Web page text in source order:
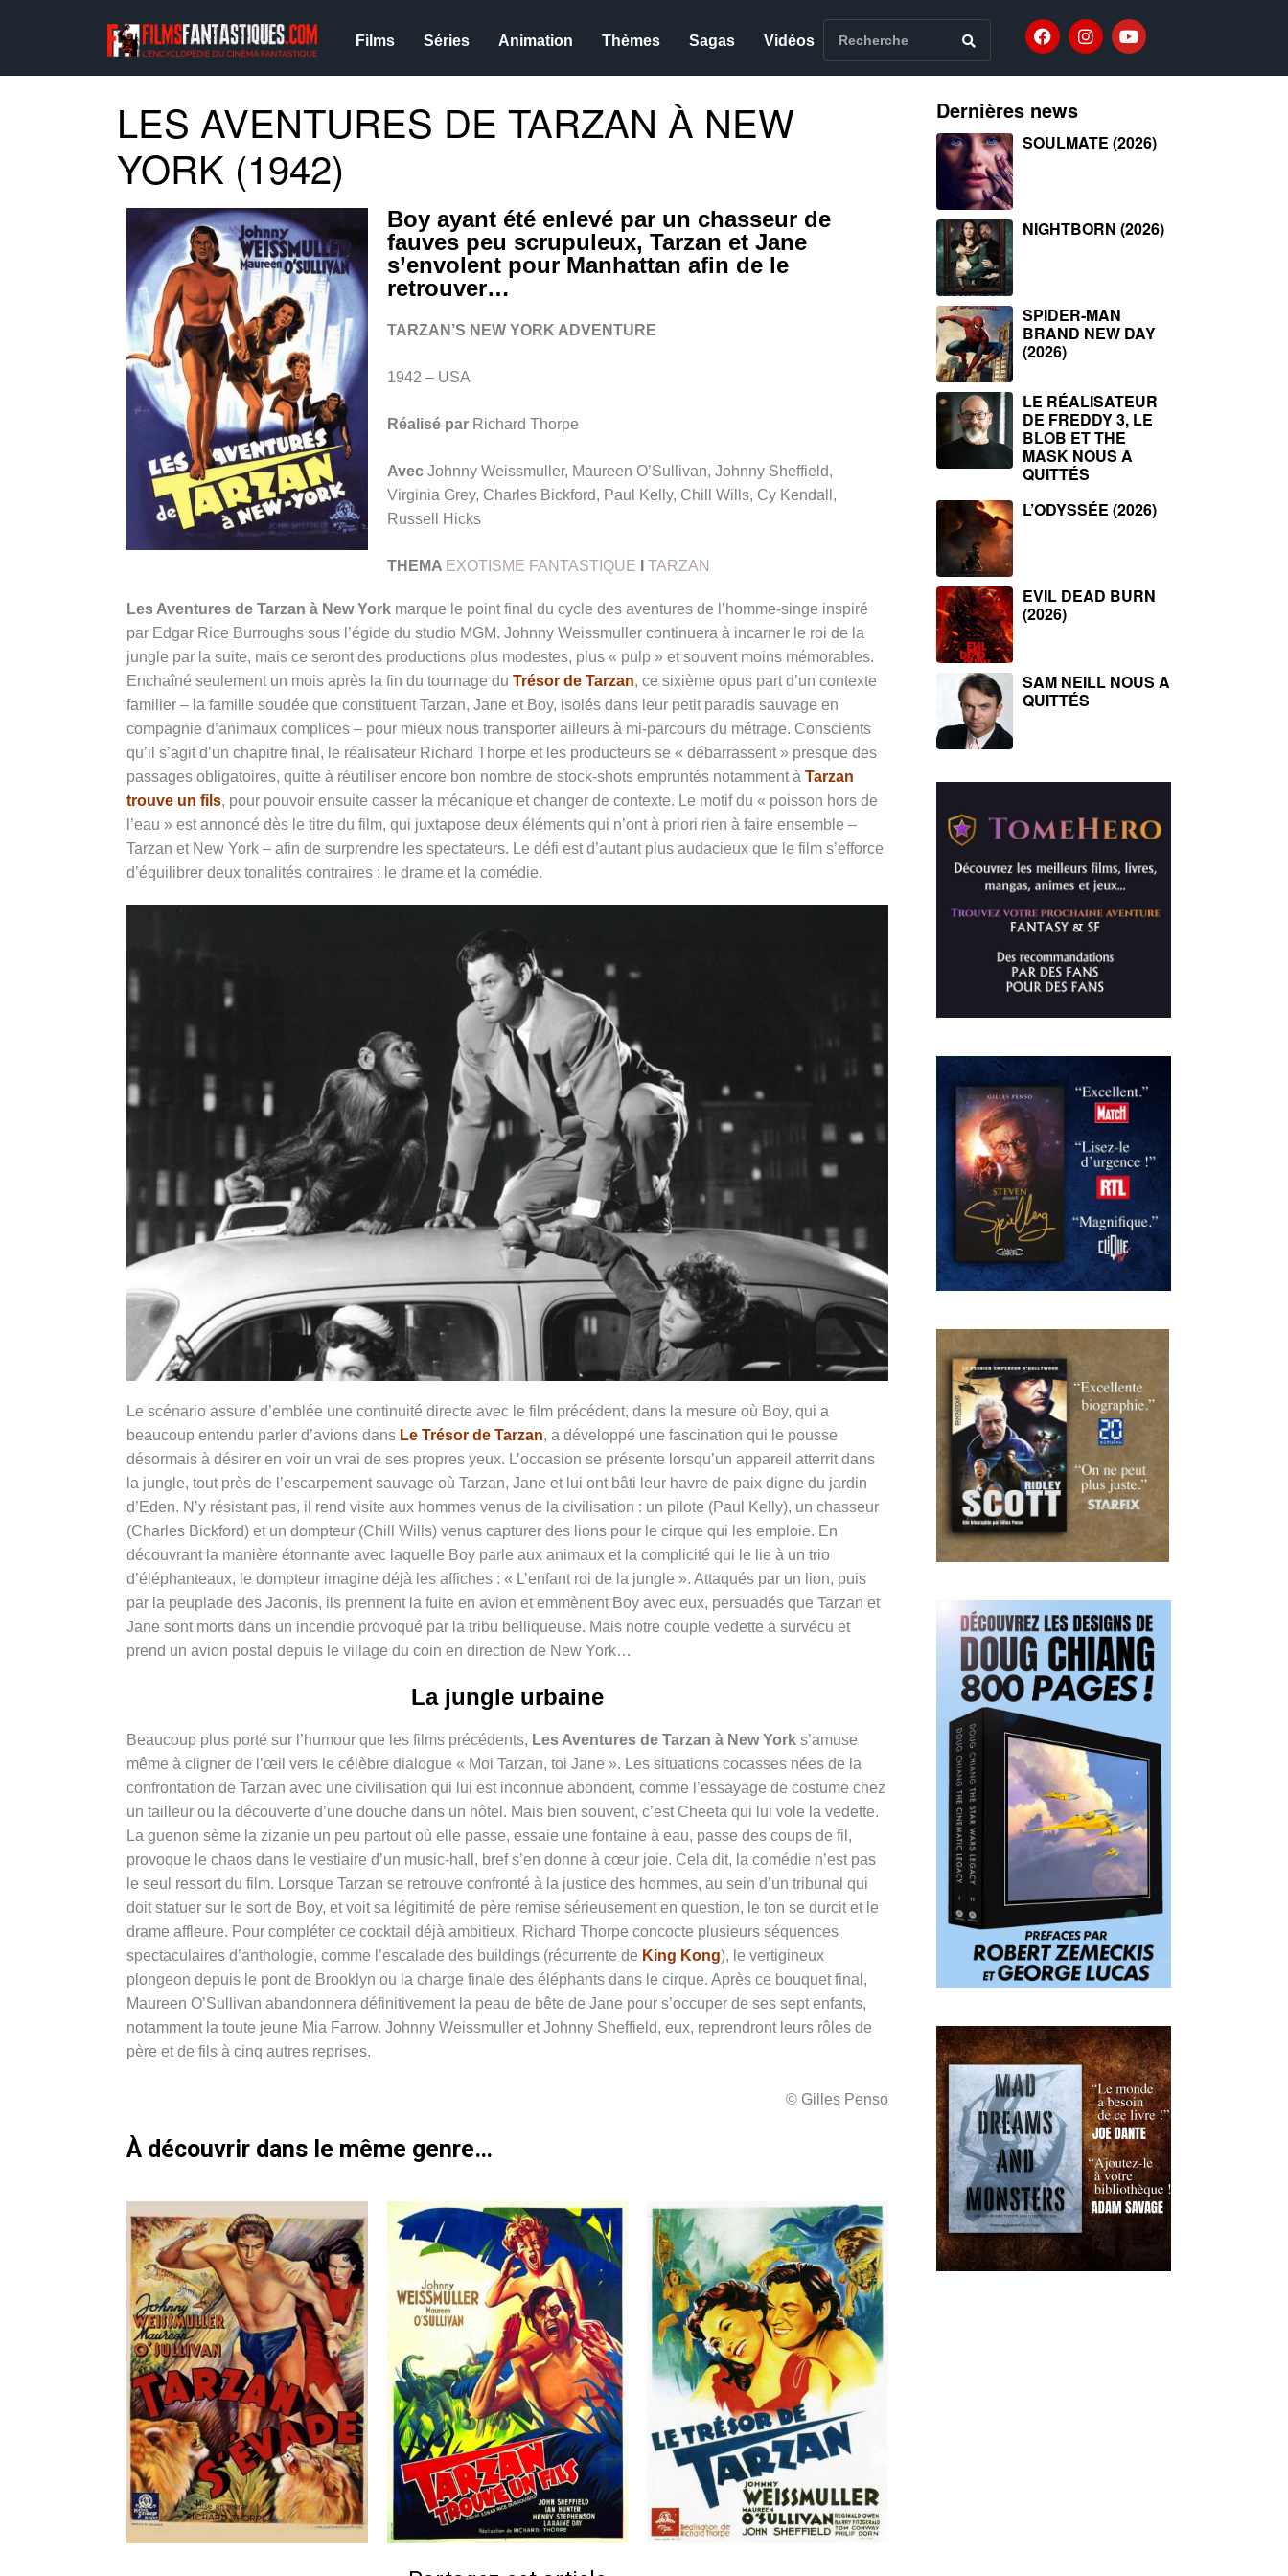
Films Séries Animation Thèmes Sagas Vidéos
LES AVENTURES DE TARZAN À NEW
YORK (1942)
Boy ayant été enlevé par un chasseur de
fauves peu scrupuleux, Tarzan et Jane
s’envolent pour Manhattan afin de le
retrouver…
TARZAN’S NEW YORK ADVENTURE
1942 – USA
Réalisé par Richard Thorpe
Avec Johnny Weissmuller, Maureen O’Sullivan, Johnny Sheffield,
Virginia Grey, Charles Bickford, Paul Kelly, Chill Wills, Cy Kendall,
Russell Hicks
THEMA EXOTISME FANTASTIQUE TARZAN
Les Aventures de Tarzan à New York marque le point final du cycle des aventures de l’homme-singe inspiré
par Edgar Rice Burroughs sous l’égide du studio MGM. Johnny Weissmuller continuera à incarner le roi de la
jungle par la suite, mais ce seront des productions plus modestes, plus « pulp » et souvent moins mémorables.
Enchaîné seulement un mois après la fin du tournage du Trésor de Tarzan, ce sixième opus part d’un contexte
familier – la famille soudée que constituent Tarzan, Jane et Boy, isolés dans leur petit paradis sauvage en
compagnie d’animaux complices – pour mieux nous transporter ailleurs à mi-parcours du métrage. Conscients
qu’il s’agit d’un chapitre final, le réalisateur Richard Thorpe et les producteurs se « débarrassent » presque des
passages obligatoires, quitte à réutiliser encore bon nombre de stock-shots empruntés notamment à Tarzan
trouve un fils, pour pouvoir ensuite casser la mécanique et changer de contexte. Le motif du « poisson hors de
l’eau » est annoncé dès le titre du film, qui juxtapose deux éléments qui n’ont à priori rien à faire ensemble –
Tarzan et New York – afin de surprendre les spectateurs. Le défi est d’autant plus audacieux que le film s’efforce
d’équilibrer deux tonalités contraires : le drame et la comédie.
Le scénario assure d’emblée une continuité directe avec le film précédent, dans la mesure où Boy, qui a
beaucoup entendu parler d’avions dans Le Trésor de Tarzan, a développé une fascination qui le pousse
désormais à désirer en voir un vrai de ses propres yeux. L’occasion se présente lorsqu’un appareil atterrit dans
la jungle, tout près de l’escarpement sauvage où Tarzan, Jane et lui ont bâti leur havre de paix digne du jardin
d’Eden. N’y résistant pas, il rend visite aux hommes venus de la civilisation : un pilote (Paul Kelly), un chasseur
(Charles Bickford) et un dompteur (Chill Wills) venus capturer des lions pour le cirque qui les emploie. En
découvrant la manière étonnante avec laquelle Boy parle aux animaux et la complicité qui le lie à un trio
d’éléphanteaux, le dompteur imagine déjà les affiches : « L’enfant roi de la jungle ». Attaqués par un lion, puis
par la peuplade des Jaconis, ils prennent la fuite en avion et emmènent Boy avec eux, persuadés que Tarzan et
Jane sont morts dans un incendie provoqué par la tribu belliqueuse. Mais notre couple vedette a survécu et
prend un avion postal depuis le village du coin en direction de New York…
La jungle urbaine
Beaucoup plus porté sur l’humour que les films précédents, Les Aventures de Tarzan à New York s’amuse
même à cligner de l’œil vers le célèbre dialogue « Moi Tarzan, toi Jane ». Les situations cocasses nées de la
confrontation de Tarzan avec une civilisation qui lui est inconnue abondent, comme l’essayage de costume chez
un tailleur ou la découverte d’une douche dans un hôtel. Mais bien souvent, c’est Cheeta qui lui vole la vedette.
La guenon sème la zizanie un peu partout où elle passe, essaie une fontaine à eau, passe des coups de fil,
provoque le chaos dans le vestiaire d’un music-hall, bref s’en donne à cœur joie. Cela dit, la comédie n’est pas
le seul ressort du film. Lorsque Tarzan se retrouve confronté à la justice des hommes, au sein d’un tribunal qui
doit statuer sur le sort de Boy, et voit sa légitimité de père remise sérieusement en question, le ton se durcit et le
drame affleure. Pour compléter ce cocktail déjà ambitieux, Richard Thorpe concocte plusieurs séquences
spectaculaires d’anthologie, comme l’escalade des buildings (récurrente de King Kong), le vertigineux
plongeon depuis le pont de Brooklyn ou la charge finale des éléphants dans le cirque. Après ce bouquet final,
Maureen O’Sullivan abandonnera définitivement la peau de bête de Jane pour s’occuper de ses sept enfants,
notamment la toute jeune Mia Farrow. Johnny Weissmuller et Johnny Sheffield, eux, reprendront leurs rôles de
père et de fils à cinq autres reprises.
© Gilles Penso
À découvrir dans le même genre…
Dernières news
SOULMATE (2026)
NIGHTBORN (2026)
SPIDER-MAN
BRAND NEW DAY
(2026)
LE RÉALISATEUR
DE FREDDY 3, LE
BLOB ET THE
MASK NOUS A
QUITTÉS
L’ODYSSÉE (2026)
EVIL DEAD BURN
(2026)
SAM NEILL NOUS A
QUITTÉS